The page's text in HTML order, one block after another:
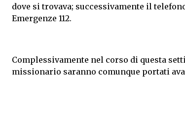
dove si trovava; successivamente il
Emergenze 112.
Complessivamente nel corso di questa
missionario saranno comunque portati